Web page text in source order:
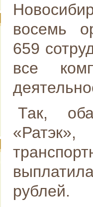
восемь
659
все
Так,
рублей.